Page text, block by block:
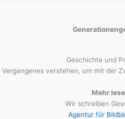
Geschichte und
Vergangenes verstehen, um mit der
Mehr
Wir schreiben
Agentur für